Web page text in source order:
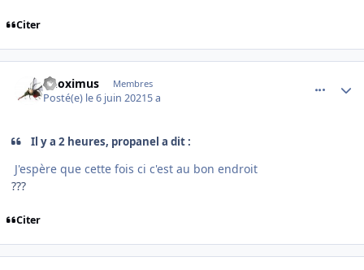
Citer
Phoximus Membres
Posté(e) le 6 juin 20215 a
Il y a 2 heures, propanel a dit :
J'espère que cette fois ci c'est au bon endroit
???
Citer